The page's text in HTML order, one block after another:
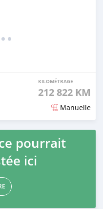
KILOMÉTRAGE
212 822 KM
Manuelle
pourrait
ici